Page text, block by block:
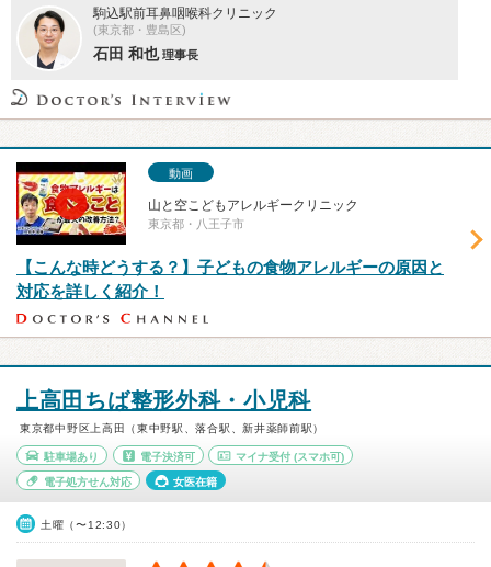
駒込駅前耳鼻咽喉科クリニック
(東京都・豊島区)
石田 和也 理事長
動画
山と空こどもアレルギークリニック
東京都・八王子市
【こんな時どうする？】子どもの食物アレルギーの原因と
対応を詳しく紹介！
上高田ちば整形外科・小児科
東京都中野区上高田（東中野駅、落合駅、新井薬師前駅）
駐車場あり 電子決済可 マイナ受付 (スマホ可)
電子処方せん対応 女医在籍
土曜（〜12:30）